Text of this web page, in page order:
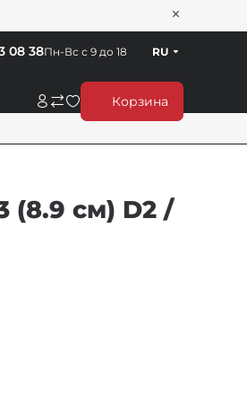
Корзина
Пн-Вс с 9 до 18
08 38 RU
(8.9 см) D2 /